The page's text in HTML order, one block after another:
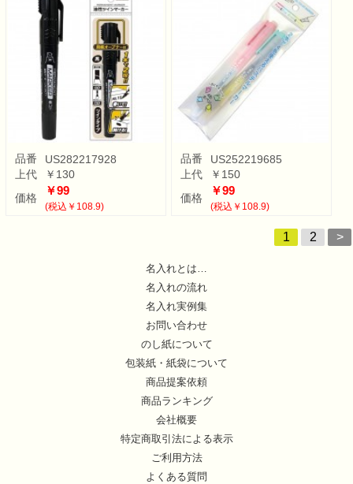
品番
US282217928
上代
￥130
価格
￥99
(税込￥108.9)
品番
US252219685
上代
￥150
価格
￥99
(税込￥108.9)
1 2 >
名入れとは…
名入れの流れ
名入れ実例集
お問い合わせ
のし紙について
包装紙・紙袋について
商品提案依頼
商品ランキング
会社概要
特定商取引法による表示
ご利用方法
よくある質問